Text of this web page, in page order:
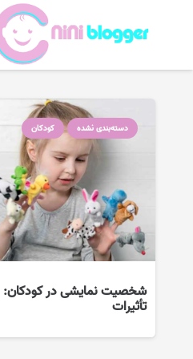
دسته‌بندی نشده کودکان
شخصیت نمایشی در کودکان:
تأثیرات